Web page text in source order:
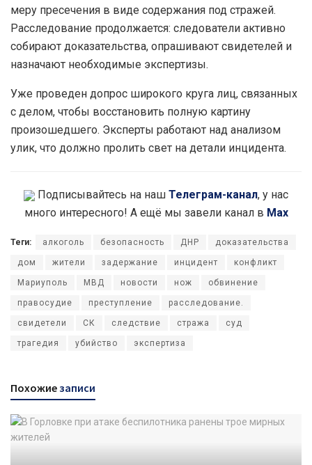
меру пресечения в виде содержания под стражей.
Расследование продолжается: следователи активно
собирают доказательства, опрашивают свидетелей и
назначают необходимые экспертизы.
Уже проведен допрос широкого круга лиц, связанных
с делом, чтобы восстановить полную картину
произошедшего. Эксперты работают над анализом
улик, что должно пролить свет на детали инцидента.
Подписывайтесь на наш Телеграм-канал, у нас
много интересного! А ещё мы завели канал в Max
Теги: алкоголь безопасность ДНР доказательства
дом жители задержание инцидент конфликт
Мариуполь МВД новости нож обвинение
правосудие преступление расследование.
свидетели СК следствие стража суд
трагедия убийство экспертиза
Похожие записи